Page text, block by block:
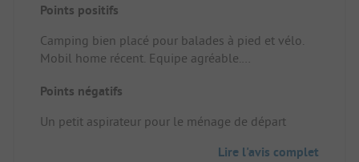
Points positifs
Camping bien placé pour balades à pied et vélo.
Mobil home récent. Equipe agréable.
récent, bien consu.
Points négatifs
Un petit aspirateur pour le ménage de départ
Lire l'avis complet